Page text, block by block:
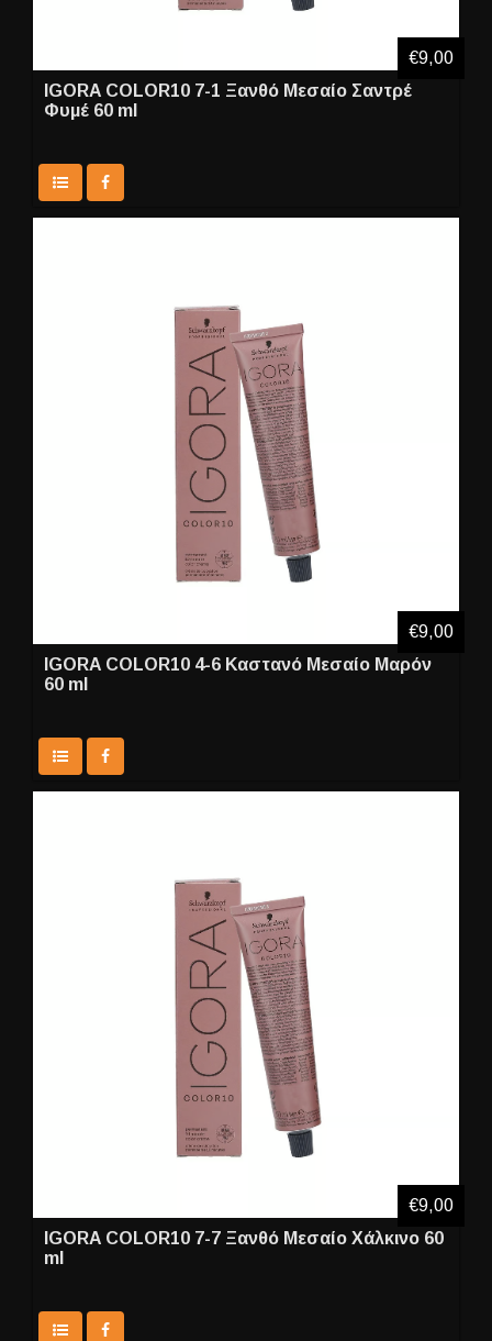
IGORA COLOR10 7-1 Ξανθό Μεσαίο Σαντρέ
Φυμέ 60 ml
€9,00
IGORA COLOR10 4-6 Καστανό Μεσαίο Μαρόν
60 ml
€9,00
IGORA COLOR10 7-7 Ξανθό Μεσαίο Χάλκινο 60
ml
€9,00